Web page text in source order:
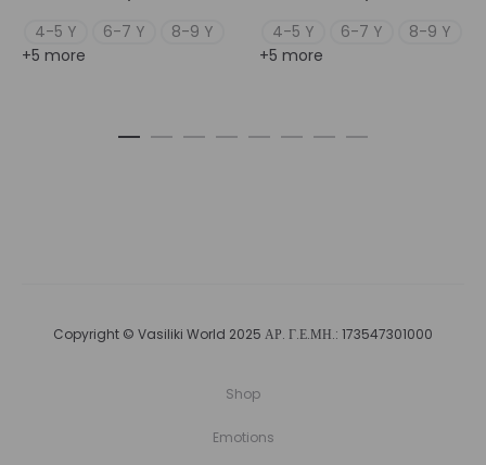
4-5 Y
6-7 Y
8-9 Y
+5 more
4-5 Y
6-7 Y
8-9 Y
+5 more
Copyright © Vasiliki World 2025 ΑΡ. Γ.Ε.ΜΗ.: 173547301000
Shop
Emotions